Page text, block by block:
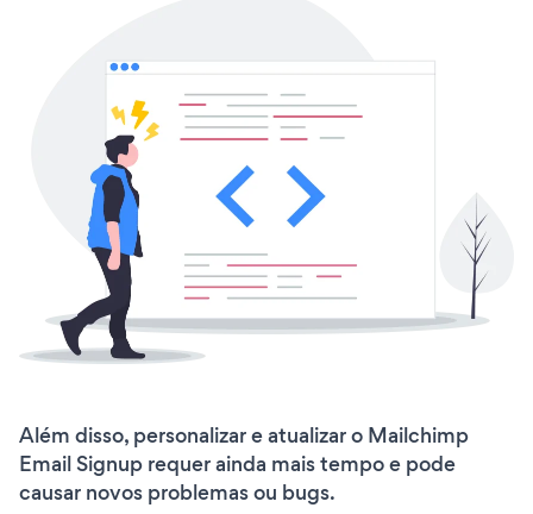
Além disso, personalizar e atualizar o Mailchimp
Email Signup requer ainda mais tempo e pode
causar novos problemas ou bugs.